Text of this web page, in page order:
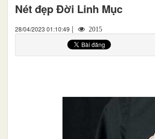
Nét đẹp Đời Linh Mục
28/04/2023 01:10:49 | 2015